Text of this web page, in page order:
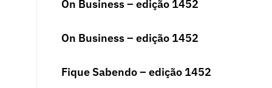
On Business – edição 1452
On Business – edição 1452
Fique Sabendo – edição 1452